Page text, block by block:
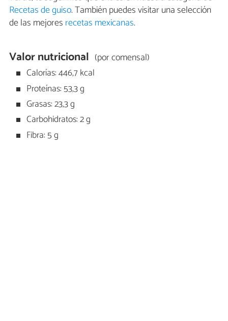
Recetas de guiso. También puedes visitar una selección
de las mejores recetas mexicanas.
Valor nutricional (por comensal)
Calorías: 446,7 kcal
Proteínas: 53,3 g
Grasas: 23,3 g
Carbohidratos: 2 g
Fibra: 5 g